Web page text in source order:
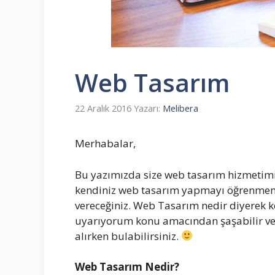
Web Tasarım
22 Aralık 2016 Yazarı: Melibera
Merhabalar,
Bu yazımızda size web tasarım
kendiniz web tasarım yapmayı
vereceğiniz. Web Tasarım nedir diyerek
uyarıyorum konu amacından şaşabilir
alırken bulabilirsiniz.
Web Tasarım Nedir?